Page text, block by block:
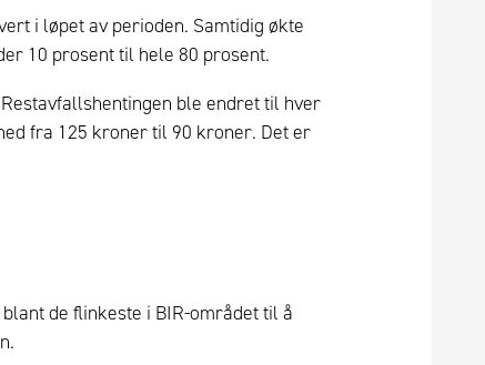
i løpet av perioden. Samtidig økte
10 prosent til hele 80 prosent.
ble endret til hver
fra 125 kroner til 90 kroner. Det er
de flinkeste i BIR-området til å